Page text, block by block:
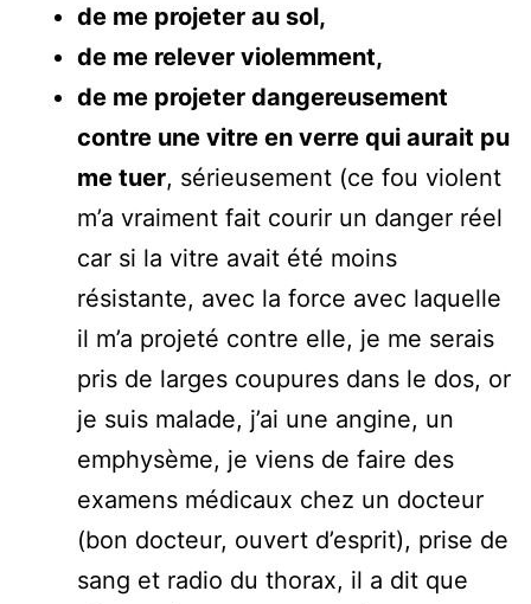
de me projeter au sol,
de me relever violemment,
de me projeter dangereusement
contre une vitre en verre qui aurait pu
me tuer, sérieusement (ce fou violent
m’a vraiment fait courir un danger réel
car si la vitre avait été moins
résistante, avec la force avec laquelle
il m’a projeté contre elle, je me serais
pris de larges coupures dans le dos, or
je suis malade, j’ai une angine, un
emphysème, je viens de faire des
examens médicaux chez un docteur
(bon docteur, ouvert d’esprit), prise de
sang et radio du thorax, il a dit que